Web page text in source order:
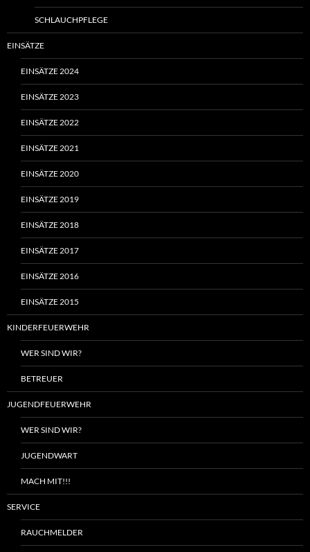
SCHLAUCHPFLEGE
EINSÄTZE
EINSÄTZE 2024
EINSÄTZE 2023
EINSÄTZE 2022
EINSÄTZE 2021
EINSÄTZE 2020
EINSÄTZE 2019
EINSÄTZE 2018
EINSÄTZE 2017
EINSÄTZE 2016
EINSÄTZE 2015
KINDERFEUERWEHR
WER SIND WIR?
BETREUER
JUGENDFEUERWEHR
WER SIND WIR?
JUGENDWART
MACH MIT!!!
SERVICE
RAUCHMELDER